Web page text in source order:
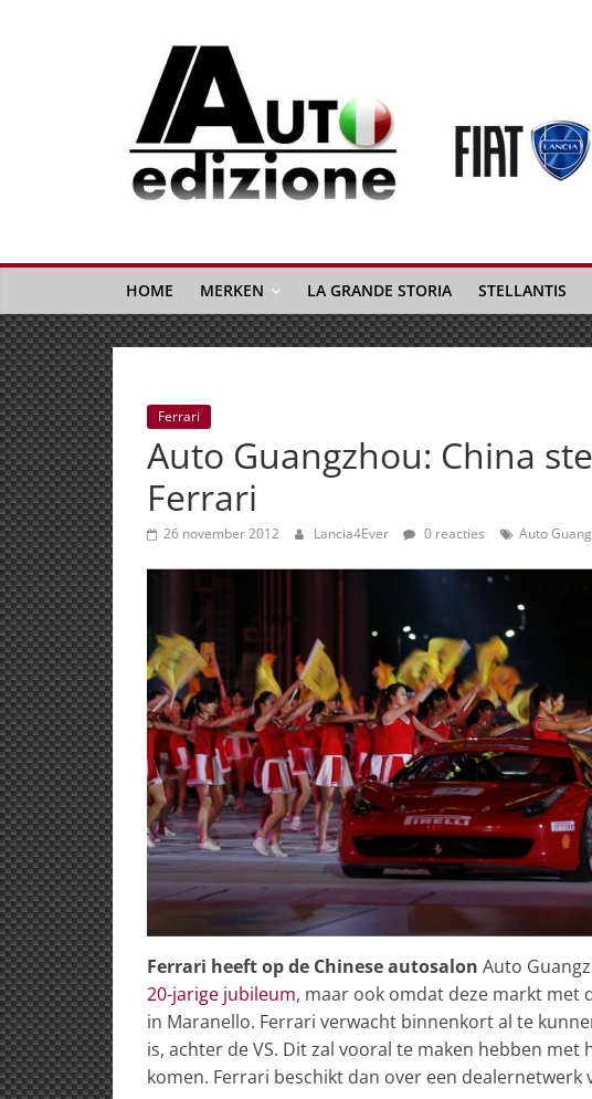
Auto
Edizione
La
Gazetta
dell'Automobile
Italiana
|
Italiaans
autonieuws
&
lifestyle
HOME MERKEN LA GRANDE STORIA STELLANTIS
Ferrari
Auto Guangzhou: China
Ferrari
26 november 2012 Lancia4Ever 0 reacties Auto
Ferrari heeft op de Chinese autosalon Auto
20-jarige jubileum, maar ook omdat deze markt met
in Maranello. Ferrari verwacht binnenkort al te
is, achter de VS. Dit zal vooral te maken hebben
komen. Ferrari beschikt dan over een dealernetwerk